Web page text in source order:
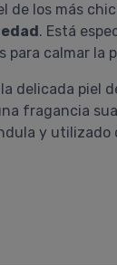
de los más
. Está
calmar la
delicada piel
fragancia
y